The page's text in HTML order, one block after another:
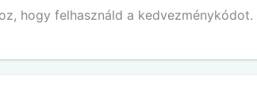
hogy felhasználd a kedvezménykódot.